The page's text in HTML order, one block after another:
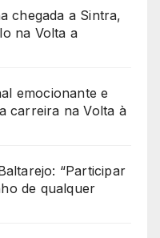
chegada a Sintra,
na Volta a
emocionante e
carreira na Volta à
“Participar
de qualquer